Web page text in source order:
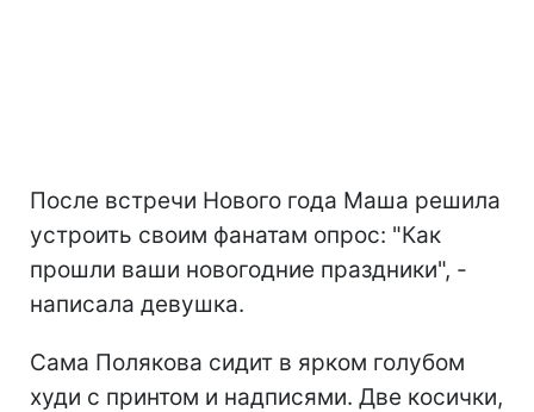
После встречи Нового года Маша решила
устроить своим фанатам опрос: "Как
прошли ваши новогодние праздники", -
написала девушка.
Сама Полякова сидит в ярком голубом
худи с принтом и надписями. Две косички,